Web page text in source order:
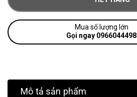
Mua số lượng lớn
Gọi ngay 0966044498
Mô tả sản phẩm